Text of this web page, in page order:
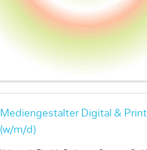
Mediengestalter Digital & Print
(w/m/d)